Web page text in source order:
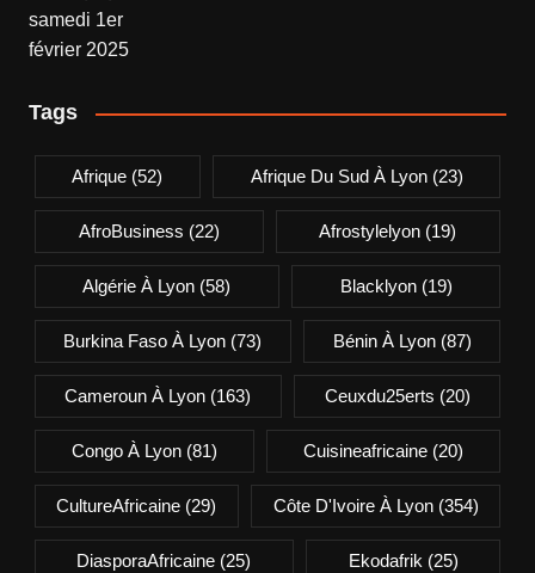
Tags
Afrique (52) Afrique Du Sud À Lyon(23)
AfroBusiness (22) Afrostylelyon (19)
Algérie À Lyon (58) Blacklyon(19)
Burkina Faso À Lyon (73) Bénin À Lyon(87)
Cameroun À Lyon (163) Ceuxdu25erts (20)
Congo À Lyon(81) Cuisineafricaine (20)
CultureAfricaine (29) Côte D'Ivoire À Lyon(354)
DiasporaAfricaine (25) Ekodafrik (25)